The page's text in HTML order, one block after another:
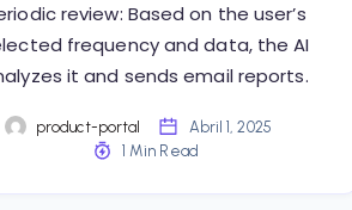
review: Based on the user’s
frequency and data, the AI
it and sends email reports.
product-portal
Abril 1, 2025
1 Min Read